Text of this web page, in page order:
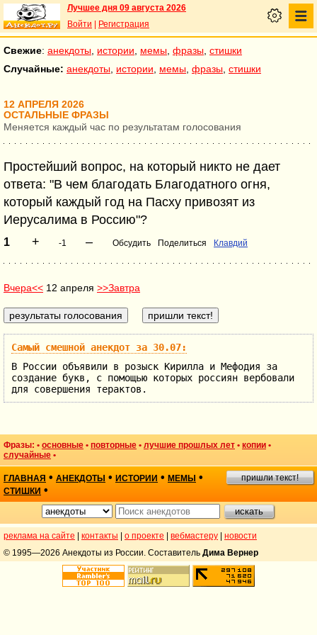
Лучшее дня 09 августа 2026
Войти
Регистрация
Свежие: анекдоты истории мемы фразы стишки
Случайные: анекдоты истории мемы фразы стишки
12 АПРЕЛЯ 2026
ОСТАЛЬНЫЕ ФРАЗЫ
Меняется каждый час по результатам голосования
Простейший вопрос, на который никто не дает
ответа: "В чем благодать Благодатного огня,
который каждый год на Пасху привозят из
Иерусалима в Россию"?
1 + -1 – Обсудить Поделиться Клавдий
Вчера<< 12 апреля >>Завтра
Самый смешной анекдот за 30.07:
В России объявили в розыск Кирилла и Мефодия за
создание букв, с помощью которых россиян вербовали
для совершения терактов.
Фразы: • основные • повторные • лучшие прошлых лет • копии •
случайные •
ГЛАВНАЯ • АНЕКДОТЫ • ИСТОРИИ • МЕМЫ •
СТИШКИ •
пришли текст!
реклама на сайте контакты о проекте вебмастеру
новости
© 1995—2026 Анекдоты из России. Составитель Дима Вернер